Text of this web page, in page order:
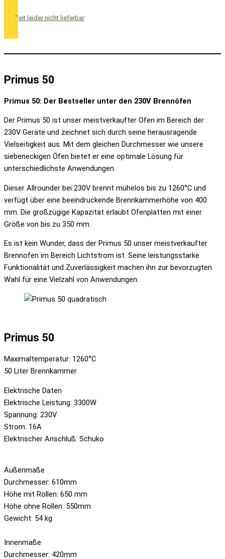
zur Zeit leider nicht lieferbar
Primus 50
Primus 50: Der Bestseller unter den 230V Brennöfen
Der Primus 50 ist unser meistverkaufter Ofen im Bereich der
230V Geräte und zeichnet sich durch seine herausragende
Vielseitigkeit aus. Mit dem gleichen Durchmesser wie unsere
siebeneckigen Öfen bietet er eine optimale Lösung für
unterschiedlichste Anwendungen.
Dieser Allrounder bei 230V brennt mühelos bis zu 1260°C und
verfügt über eine beeindruckende Brennkammerhöhe von 400
mm. Die großzügige Kapazität erlaubt Ofenplatten mit einer
Größe von bis zu 350 mm.
Es ist kein Wunder, dass der Primus 50 unser meistverkaufter
Brennofen im Bereich Lichtstrom ist. Seine leistungsstarke
Funktionalität und Zuverlässigkeit machen ihn zur bevorzugten
Wahl für eine Vielzahl von Anwendungen.
Primus 50
Maximaltemperatur: 1260°C
50 Liter Brennkammer
Elektrische Daten
Elektrische Leistung: 3300W
Spannung: 230V
Strom: 16A
Elektrischer Anschluß: Schuko
Außenmaße
Durchmesser: 610mm
Höhe mit Rollen: 650 mm
Höhe ohne Rollen: 550mm
Gewicht: 54 kg
Innenmaße
Durchmesser: 420mm